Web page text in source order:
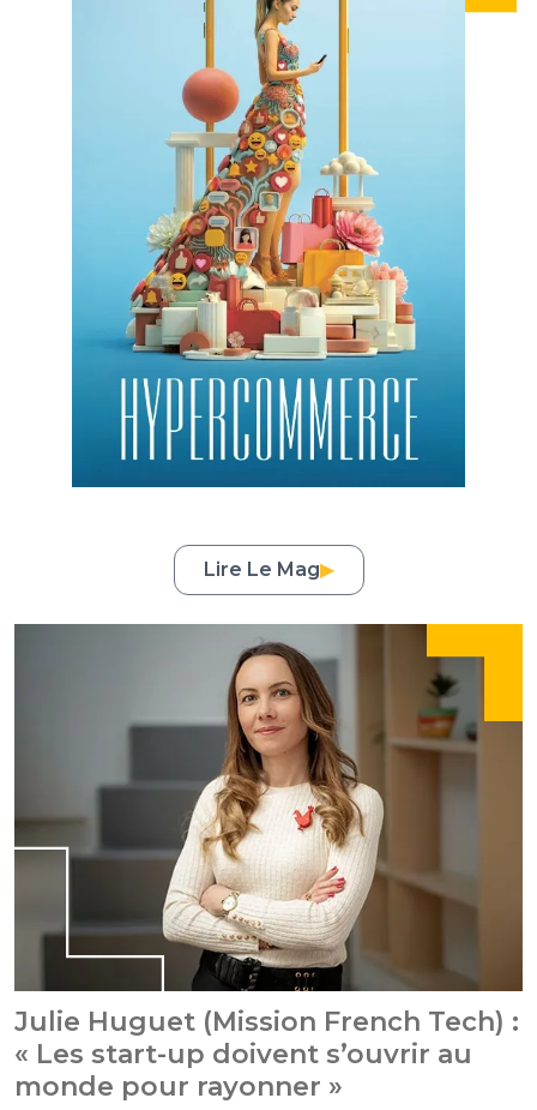
Lire Le Mag▶
Julie Huguet (Mission French Tech) :
« Les start-up doivent s’ouvrir au
monde pour rayonner »